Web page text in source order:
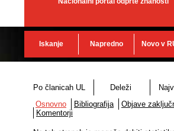
Iskanje Napredno Novo v
Po članicah UL Deleži
Osnovno
Bibliografija
Objave
Komentorji